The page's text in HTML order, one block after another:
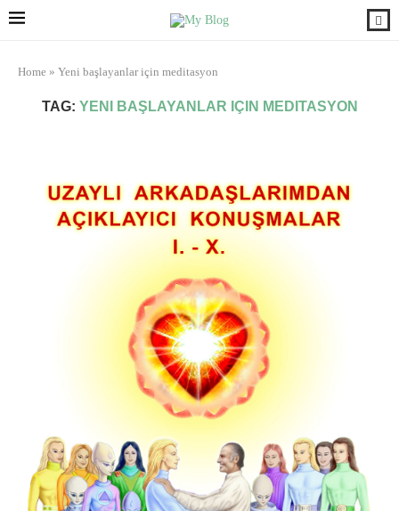
Home » Yeni başlayanlar için meditasyon
TAG: YENI BAŞLAYANLAR IÇIN MEDITASYON